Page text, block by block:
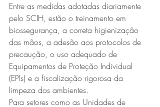
Entre as medidas adotadas diariamente
pelo SCIH, estão o treinamento em
biossegurança, a correta higienização
das mãos, a adesão aos protocolos de
precaução, o uso adequado de
Equipamentos de Proteção Individual
(EPIs) e a fiscalização rigorosa da
limpeza dos ambientes.
Para setores como as Unidades de